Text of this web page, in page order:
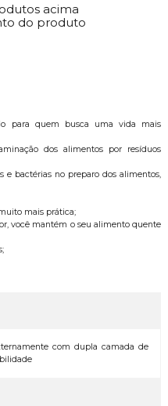
acima
do produto
para quem busca uma vida mais
dos alimentos por resíduos
e bactérias no preparo dos alimentos,
mais prática;
você mantém o seu alimento quente
com dupla camada de